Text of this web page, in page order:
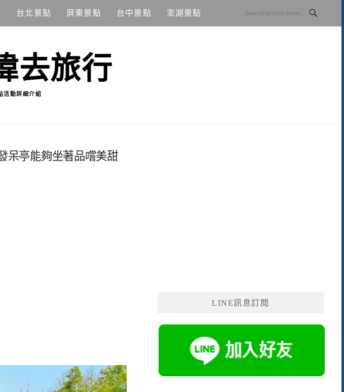
台北景點 屏東景點 台中景點 澎湖景點
去旅行
活動詳細介紹
呆亭能夠坐著品嚐美甜
LINE訊息訂閱